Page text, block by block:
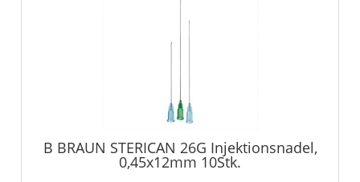
B BRAUN STERICAN 26G Injektionsnadel,
0,45x12mm 10Stk.